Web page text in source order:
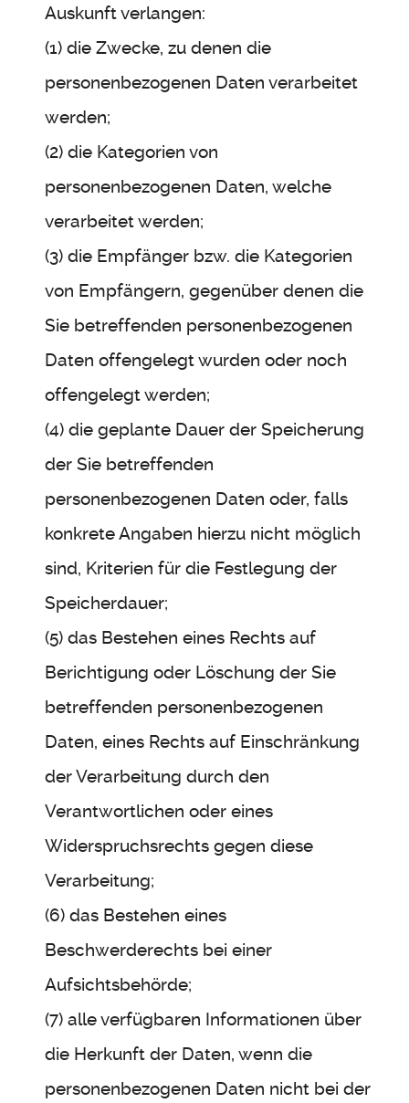
Auskunft verlangen:
(1) die Zwecke, zu denen die
personenbezogenen Daten verarbeitet
werden;
(2) die Kategorien von
personenbezogenen Daten, welche
verarbeitet werden;
(3) die Empfänger bzw. die Kategorien
von Empfängern, gegenüber denen die
Sie betreffenden personenbezogenen
Daten offengelegt wurden oder noch
offengelegt werden;
(4) die geplante Dauer der Speicherung
der Sie betreffenden
personenbezogenen Daten oder, falls
konkrete Angaben hierzu nicht möglich
sind, Kriterien für die Festlegung der
Speicherdauer;
(5) das Bestehen eines Rechts auf
Berichtigung oder Löschung der Sie
betreffenden personenbezogenen
Daten, eines Rechts auf Einschränkung
der Verarbeitung durch den
Verantwortlichen oder eines
Widerspruchsrechts gegen diese
Verarbeitung;
(6) das Bestehen eines
Beschwerderechts bei einer
Aufsichtsbehörde;
(7) alle verfügbaren Informationen über
die Herkunft der Daten, wenn die
personenbezogenen Daten nicht bei der